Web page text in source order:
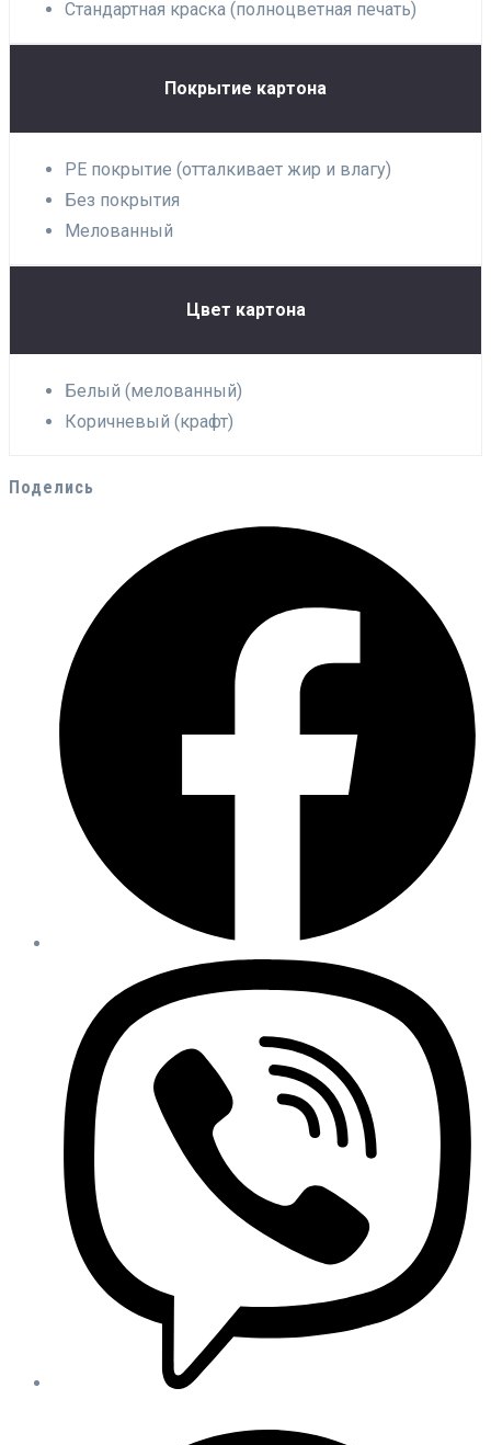
Стандартная краска (полноцветная печать)
Покрытие картона
PE покрытие (отталкивает жир и влагу)
Без покрытия
Мелованный
Цвет картона
Белый (мелованный)
Коричневый (крафт)
Поделись